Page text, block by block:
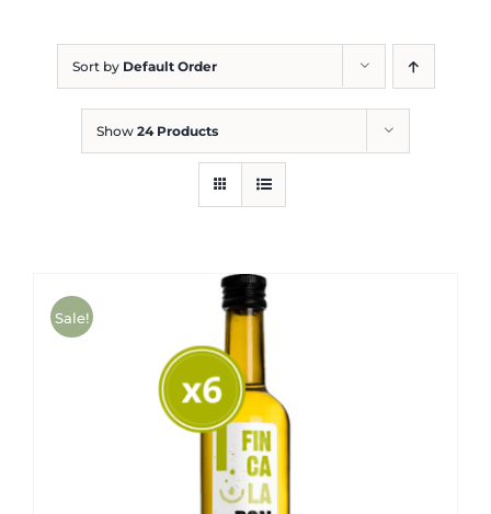
Sort by Default Order
Show 24 Products
Sale!